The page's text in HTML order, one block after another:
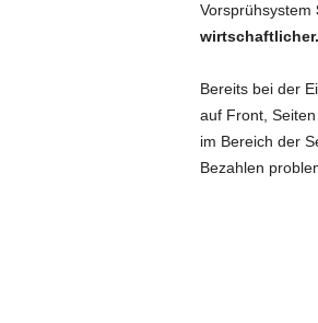
Vorsprühsystem
wirtschaftlicher.
Bereits bei der
auf Front,
im Bereich der
Bezahlen